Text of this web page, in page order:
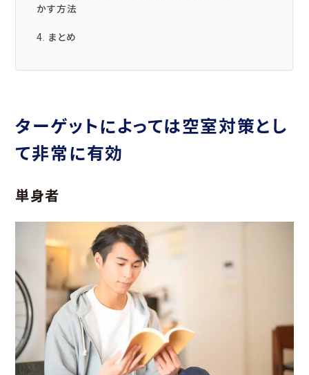
かす方法
まとめ
ターゲットによっては空室対策とし
て非常に有効
単身者